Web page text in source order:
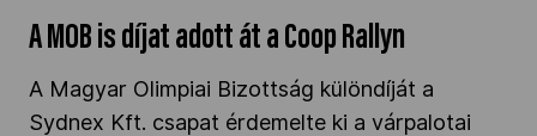
A MOB is díjat adott át a Coop Rallyn
A Magyar Olimpiai Bizottság különdíját a
Sydnex Kft. csapat érdemelte ki a várpalotai